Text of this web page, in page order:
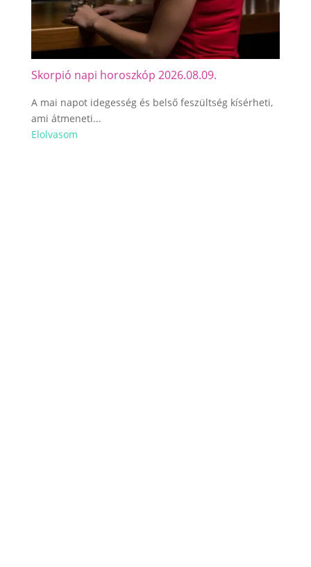
Skorpió napi horoszkóp 2026.08.09.
A mai napot idegesség és belső feszültség kísérheti,
ami átmeneti...
Elolvasom